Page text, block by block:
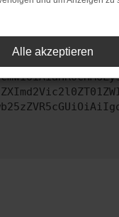
Du kannst uns
Alle akzeptieren